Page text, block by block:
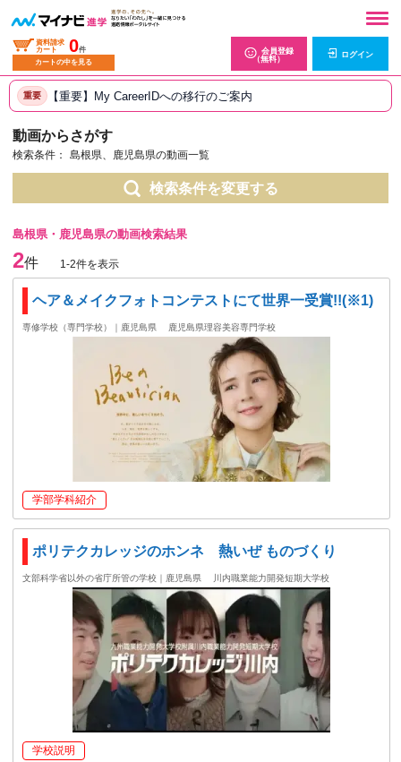
資料請求
カート
0件
カートの中を見る
会員登録
（無料）
ログイン
重要 【重要】My CareerIDへの移行のご案内
動画からさがす
検索条件： 島根県、鹿児島県の動画一覧
検索条件を変更する
島根県・鹿児島県の動画検索結果
2件 1-2件を表示
ヘア＆メイクフォトコンテストにて世界一受賞!!(※1)
専修学校（専門学校）｜鹿児島県 鹿児島県理容美容専門学校
学部学科紹介
ポリテクカレッジのホンネ 熱いぜ ものづくり
文部科学省以外の省庁所管の学校｜鹿児島県 川内職業能力開発短期大学校
学校説明